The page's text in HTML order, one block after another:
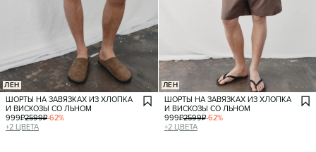
ЛЕН
ШОРТЫ НА ЗАВЯЗКАХ ИЗ ХЛОПКА
И ВИСКОЗЫ СО ЛЬНОМ
999₽2599₽-62%
+2 ЦВЕТА
ЛЕН
ШОРТЫ НА ЗАВЯЗКАХ ИЗ ХЛОПКА
И ВИСКОЗЫ СО ЛЬНОМ
999₽2599₽-62%
+2 ЦВЕТА